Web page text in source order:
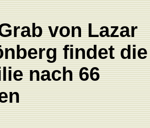
von Lazar
findet die
nach 66